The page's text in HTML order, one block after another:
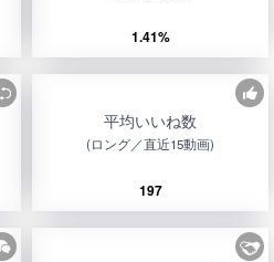
1.41%
平均いいね数
(ロング／直近15動画)
197